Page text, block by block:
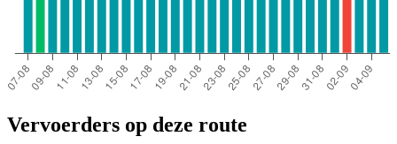
Vervoerders op deze route